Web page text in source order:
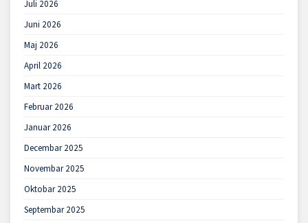
Juli 2026
Juni 2026
Maj 2026
April 2026
Mart 2026
Februar 2026
Januar 2026
Decembar 2025
Novembar 2025
Oktobar 2025
Septembar 2025